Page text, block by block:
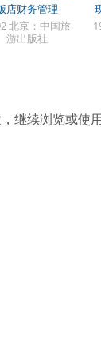
店财务管理
北京：中国旅
游出版社
继续浏览或使